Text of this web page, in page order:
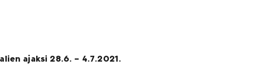
ajaksi 28.6. – 4.7.2021.